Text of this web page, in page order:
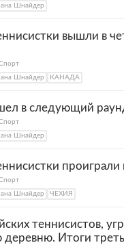
Шнайдер
вышли в
Шнайдер КАНАДА
в следующий
Шнайдер
Шнайдер ЧЕХИЯ
теннисистов,
Итоги